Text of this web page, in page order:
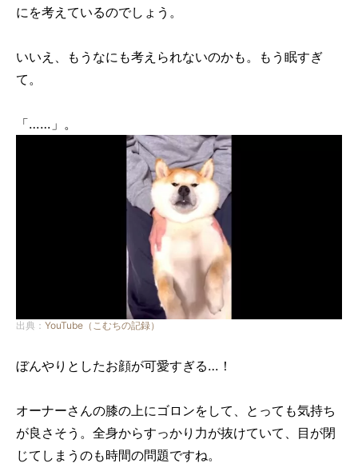
にを考えているのでしょう。
いいえ、もうなにも考えられないのかも。もう眠すぎ
て。
「……」。
出典： YouTube（こむちの記録）
ぼんやりとしたお顔が可愛すぎる…！
オーナーさんの膝の上にゴロンをして、とっても気持ち
が良さそう。全身からすっかり力が抜けていて、目が閉
じてしまうのも時間の問題ですね。